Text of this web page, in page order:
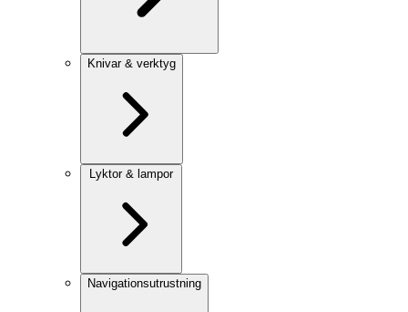
Knivar & verktyg
Lyktor & lampor
Navigationsutrustning